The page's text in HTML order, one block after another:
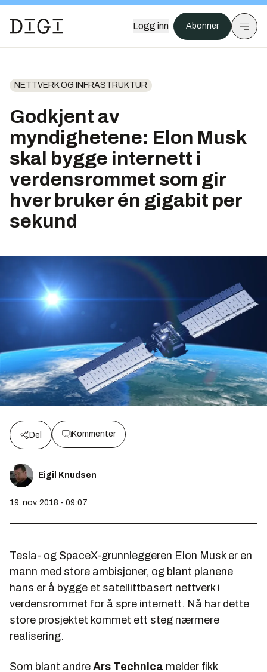
Logg inn Abonner
NETTVERK OG INFRASTRUKTUR
Godkjent av
myndighetene: Elon Musk
skal bygge internett i
verdensrommet som gir
hver bruker én gigabit per
sekund
Del Kommenter
Eigil Knudsen
19. nov. 2018 - 09:07
Tesla- og SpaceX-grunnleggeren Elon Musk er en
mann med store ambisjoner, og blant planene
hans er å bygge et satellittbasert nettverk i
verdensrommet for å spre internett. Nå har dette
store prosjektet kommet ett steg nærmere
realisering.
Som blant andre Ars Technica melder fikk